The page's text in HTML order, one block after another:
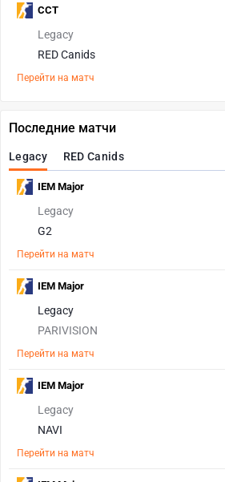
Legacy
RED Canids
Перейти на матч
CCT
Последние матчи
Legacy RED Canids
Legacy
G2
Перейти на матч
IEM Major
Legacy
PARIVISION
Перейти на матч
IEM Major
Legacy
NAVI
Перейти на матч
IEM Major